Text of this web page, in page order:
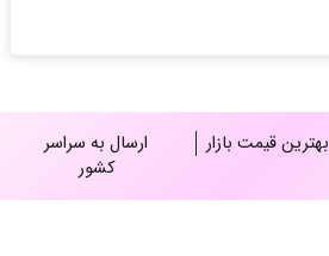
بهترین قیمت بازار
ارسال به سراسر
کشور